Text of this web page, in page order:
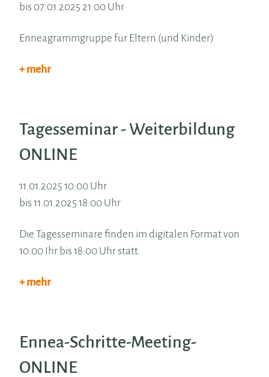
bis 07.01.2025 21:00 Uhr
Enneagrammgruppe für Eltern (und Kinder)
+ mehr
Tagesseminar - Weiterbildung
ONLINE
11.01.2025 10:00 Uhr
bis 11.01.2025 18:00 Uhr
Die Tagesseminare finden im digitalen Format von
10:00 Ihr bis 18:00 Uhr statt.
+ mehr
Ennea-Schritte-Meeting-
ONLINE